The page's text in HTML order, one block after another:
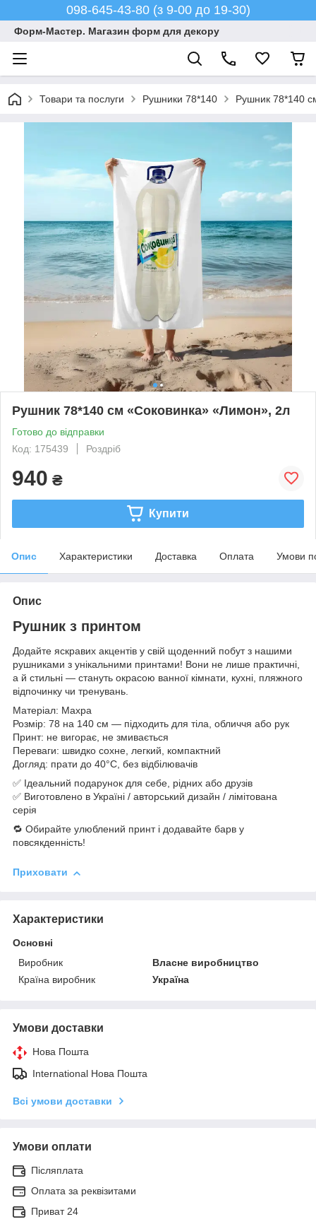
098-645-43-80 (з 9-00 до 19-30)
Форм-Мастер. Магазин форм для декору
Товари та послуги Рушники 78*140 Рушник 78*140
Рушник 78*140 см «Соковинка» «Лимон», 2л
Готово до відправки
Код: 175439
Роздріб
940 ₴
Купити
Опис Характеристики Доставка Оплата Умови
Опис
Рушник з принтом
Додайте яскравих акцентів у свій щоденний побут з нашими
рушниками з унікальними принтами! Вони не лише практичні,
а й стильні — стануть окрасою ванної кімнати, кухні, пляжного
відпочинку чи тренувань.
Матеріал: Махра
Розмір: 78 на 140 см — підходить для тіла, обличчя або рук
Принт: не вигорає, не змивається
Переваги: швидко сохне, легкий, компактний
Догляд: прати до 40°C, без відбілювачів
✅ Ідеальний подарунок для себе, рідних або друзів
✅ Виготовлено в Україні / авторський дизайн / лімітована
серія
🔁 Обирайте улюблений принт і додавайте барв у
повсякденність!
Приховати
Характеристики
Основні
Виробник
Власне виробництво
Країна виробник
Україна
Умови доставки
Нова Пошта
International Нова Пошта
Всі умови доставки
Умови оплати
Післяплата
Оплата за реквізитами
Приват 24